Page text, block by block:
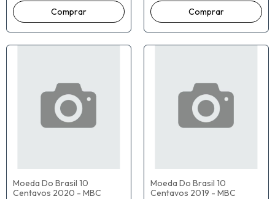
Moeda Do Brasil 10
Centavos 2020 - MBC
Moeda Do Brasil 10
Centavos 2019 - MBC